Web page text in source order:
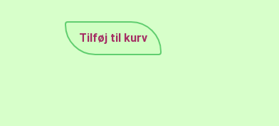
Tilføj til kurv